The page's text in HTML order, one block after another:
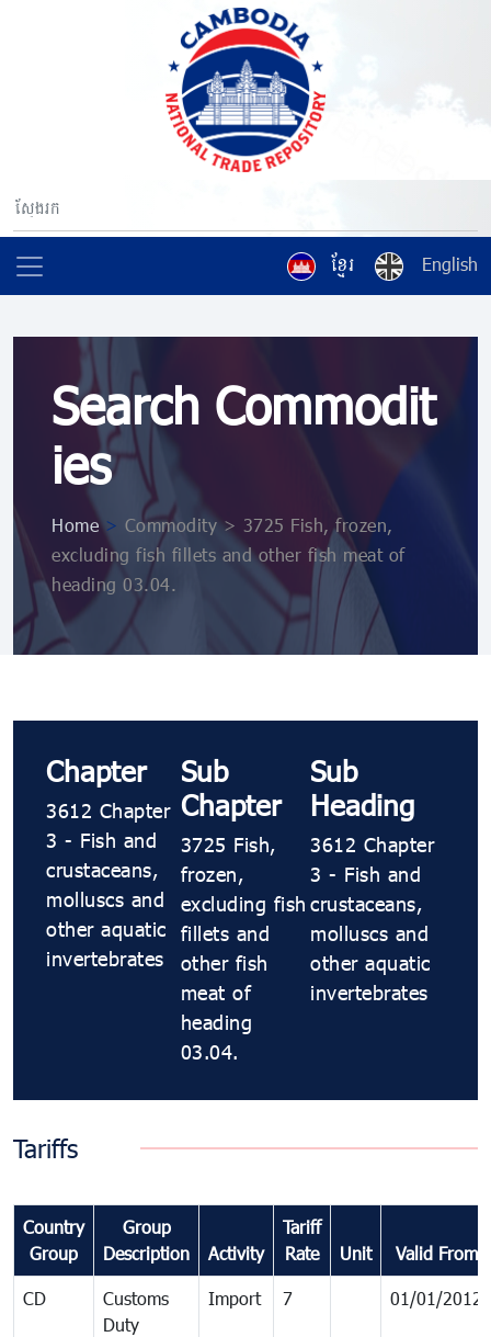
ខ្មែរ English
Search Commodit
ies
Home> Commodity > 3725 Fish, frozen,
excluding fish fillets and other fish meat of
heading 03.04.
Chapter
3612 Chapter
3 - Fish and
crustaceans,
molluscs and
other aquatic
invertebrates
Sub
Chapter
3725 Fish,
frozen,
excluding fish
fillets and
other fish
meat of
heading
03.04.
Sub
Heading
3612 Chapter
3 - Fish and
crustaceans,
molluscs and
other aquatic
invertebrates
Tariffs
Country
Group
Group
Description
Activity
Tariff
Rate
Unit Valid From
CD
Customs
Duty
Import 7 01/01/2012